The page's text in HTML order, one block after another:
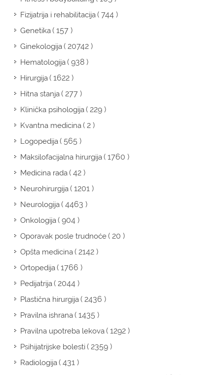
Fizijatrija i rehabilitacija( 744 )
Genetika( 157 )
Ginekologija( 20742 )
Hematologija( 938 )
Hirurgija( 1622 )
Hitna stanja( 277 )
Klinička psihologija( 229 )
Kvantna medicina( 2 )
Logopedija( 565 )
Maksilofacijalna hirurgija( 1760 )
Medicina rada( 42 )
Neurohirurgija( 1201 )
Neurologija( 4463 )
Onkologija( 904 )
Oporavak posle trudnoće( 20 )
Opšta medicina( 2142 )
Ortopedija( 1766 )
Pedijatrija( 2044 )
Plastična hirurgija( 2436 )
Pravilna ishrana( 1435 )
Pravilna upotreba lekova( 1292 )
Psihijatrijske bolesti( 2359 )
Radiologija( 431 )